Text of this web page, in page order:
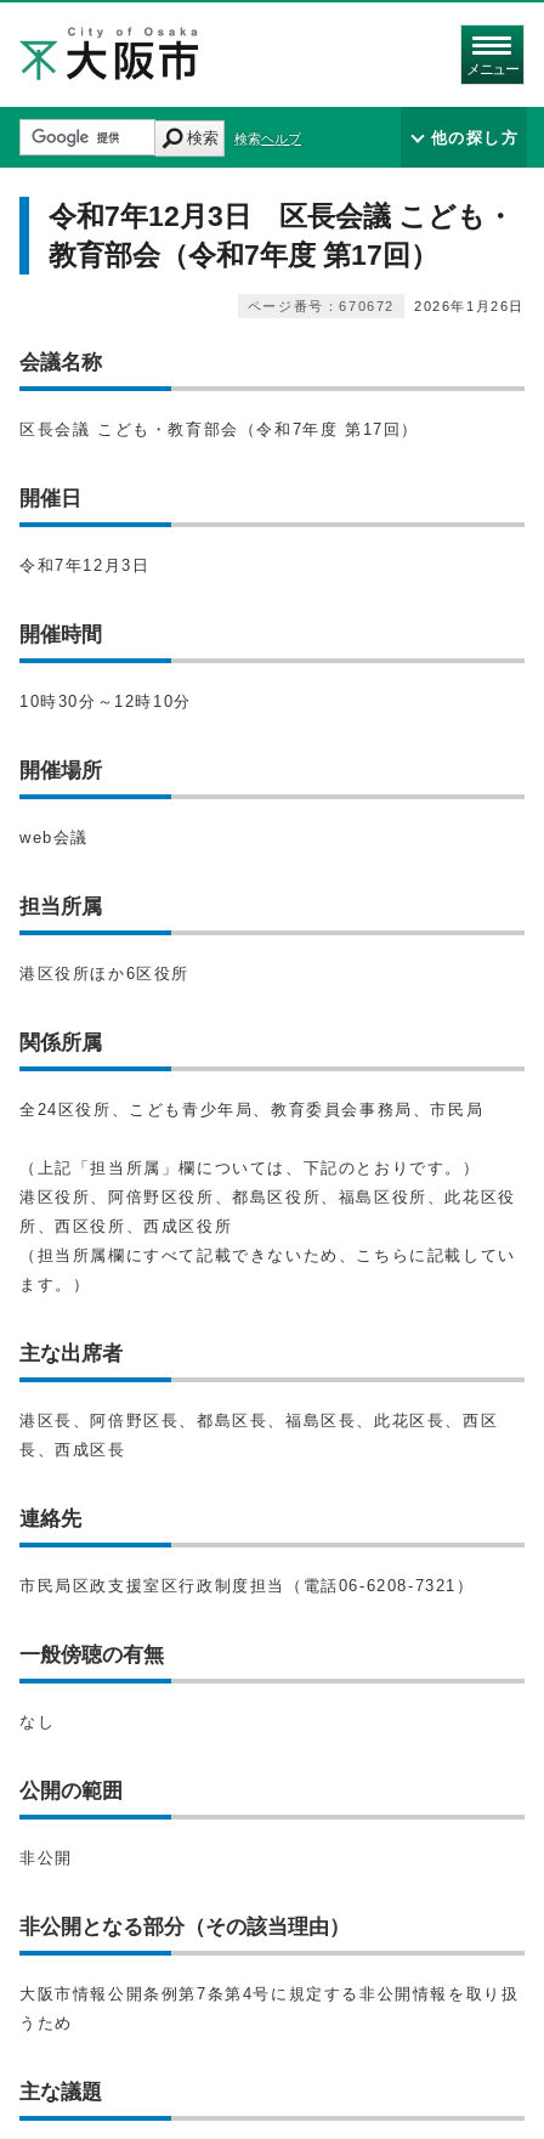
メニュー
検索 検索ヘルプ 他の探し方
令和7年12月3日 区長会議 こども・
教育部会（令和7年度 第17回）
2026年1月26日
ページ番号：670672
会議名称
区長会議 こども・教育部会（令和7年度 第17回）
開催日
令和7年12月3日
開催時間
10時30分～12時10分
開催場所
web会議
担当所属
港区役所ほか6区役所
関係所属
全24区役所、こども青少年局、教育委員会事務局、市民局
（上記「担当所属」欄については、下記のとおりです。）
港区役所、阿倍野区役所、都島区役所、福島区役所、此花区役
所、西区役所、西成区役所
（担当所属欄にすべて記載できないため、こちらに記載してい
ます。）
主な出席者
港区長、阿倍野区長、都島区長、福島区長、此花区長、西区
長、西成区長
連絡先
市民局区政支援室区行政制度担当（電話06-6208-7321）
一般傍聴の有無
なし
公開の範囲
非公開
非公開となる部分（その該当理由）
大阪市情報公開条例第7条第4号に規定する非公開情報を取り扱
うため
主な議題